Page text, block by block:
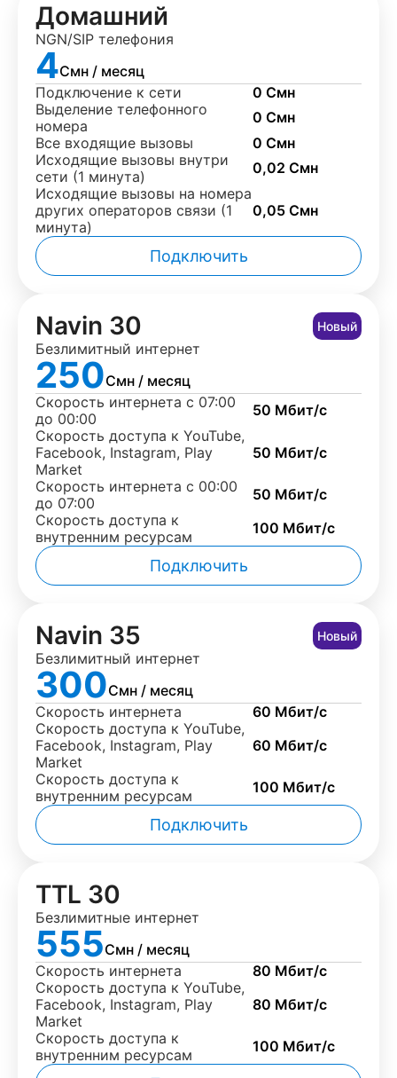
Домашний
NGN/SIP телефония
4Смн / месяц
Подключение к сети
0 Смн
Выделение телефонного
номера
0 Смн
Все входящие вызовы
0 Смн
Исходящие вызовы внутри
сети (1 минута)
0,02 Смн
Исходящие вызовы на номера
других операторов связи (1
минута)
0,05 Смн
Подключить
Navin 30 Новый
Безлимитный интернет
250Смн / месяц
Скорость интернета с 07:00
до 00:00
50 Мбит/с
Скорость доступа к YouTube,
Facebook, Instagram, Play
Market
50 Мбит/с
Скорость интернета с 00:00
до 07:00
50 Мбит/с
Скорость доступа к
внутренним ресурсам
100 Мбит/с
Подключить
Navin 35 Новый
Безлимитный интернет
300Смн / месяц
Скорость интернета
60 Мбит/с
Скорость доступа к YouTube,
Facebook, Instagram, Play
Market
60 Мбит/с
Скорость доступа к
внутренним ресурсам
100 Мбит/с
Подключить
TTL 30
Безлимитные интернет
555Смн / месяц
Скорость интернета
80 Мбит/с
Скорость доступа к YouTube,
Facebook, Instagram, Play
Market
80 Мбит/с
Скорость доступа к
внутренним ресурсам
100 Мбит/с